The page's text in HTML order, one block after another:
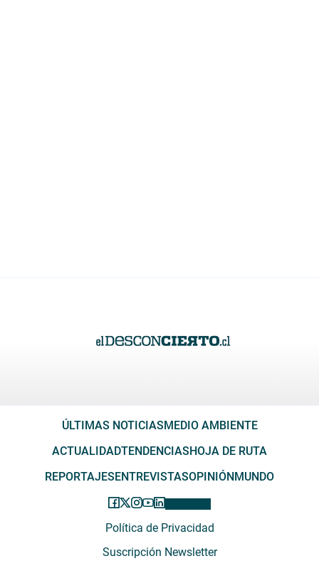
ÚLTIMAS NOTICIAS MEDIO AMBIENTE
ACTUALIDADTENDENCIAS HOJA DE RUTA
REPORTAJES ENTREVISTASOPINIÓN MUNDO
Política de Privacidad
Suscripción Newsletter